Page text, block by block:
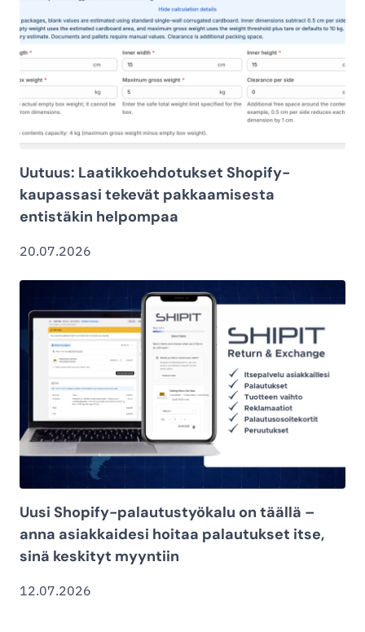
Uutuus: Laatikkoehdotukset Shopify-
kaupassasi tekevät pakkaamisesta
entistäkin helpompaa
20.07.2026
Uusi Shopify-palautustyökalu on täällä –
anna asiakkaidesi hoitaa palautukset itse,
sinä keskityt myyntiin
12.07.2026